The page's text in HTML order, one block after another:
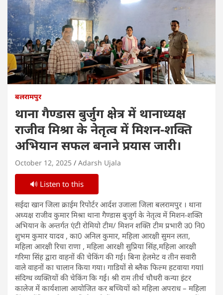
बलरामपुर
थाना गैण्डास बुर्जुग क्षेत्र में थानाध्यक्ष
राजीव मिश्रा के नेतृत्व में मिशन-शक्ति
अभियान सफल बनाने प्रयास जारी।
October 12, 2025 Adarsh Ujala
🔊 Listen to this
सईदा खान जिला क्राईम रिपोर्टर आर्दश उजाला जिला बलरामपुर । थाना
अध्यक्ष राजीव कुमार मिश्रा थाना गैण्डास बुजुर्ग के नेतृत्व में मिशन-शक्ति
अभियान के अन्तर्गत एंटी रोमियो टीम/ मिशन शक्ति टीम प्रभारी उ0 नि0
शुभम कुमार यादव , का0 अनिल कुमार, महिला आरक्षी सुमन लता,
महिला आरक्षी रिचा राणा , महिला आरक्षी सुप्रिया सिंह,महिला आरक्षी
गरिमा सिंह द्वारा वाहनों की चेकिंग की गई। बिना हेलमेट व तीन सवारी
वाले वाहनों का चालान किया गया। गाडियों से ब्लैक फिल्म हटवाया गयाl
संदिग्ध व्यक्तियों की चेकिंग कि गई। श्री राम तीर्थ चौधरी कन्या इंटर
कालेज में कार्यशाला आयोजित कर बच्चियों को महिला अपराध – महिला